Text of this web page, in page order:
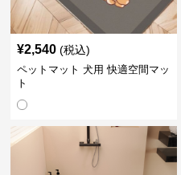
¥2,540 (税込)
ペットマット 犬用 快適空間マッ
ト